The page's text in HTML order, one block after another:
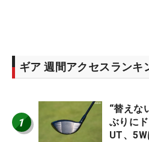
ギア 週間アクセスランキ
1
“替えな
ぶりに
UT、